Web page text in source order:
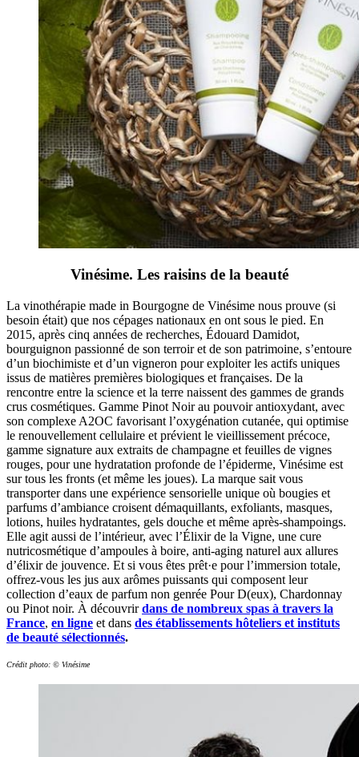
Vinésime. Les raisins de la beauté
La vinothérapie made in Bourgogne de Vinésime nous prouve (si
besoin était) que nos cépages nationaux en ont sous le pied. En
2015, après cinq années de recherches, Édouard Damidot,
bourguignon passionné de son terroir et de son patrimoine, s’entoure
d’un biochimiste et d’un vigneron pour exploiter les actifs uniques
issus de matières premières biologiques et françaises. De la
rencontre entre la science et la terre naissent des gammes de grands
crus cosmétiques. Gamme Pinot Noir au pouvoir antioxydant, avec
son complexe A2OC favorisant l’oxygénation cutanée, qui optimise
le renouvellement cellulaire et prévient le vieillissement précoce,
gamme signature aux extraits de champagne et feuilles de vignes
rouges, pour une hydratation profonde de l’épiderme, Vinésime est
sur tous les fronts (et même les joues). La marque sait vous
transporter dans une expérience sensorielle unique où bougies et
parfums d’ambiance croisent démaquillants, exfoliants, masques,
lotions, huiles hydratantes, gels douche et même après-shampoings.
Elle agit aussi de l’intérieur, avec l’Élixir de la Vigne, une cure
nutricosmétique d’ampoules à boire, anti-aging naturel aux allures
d’élixir de jouvence. Et si vous êtes prêt·e pour l’immersion totale,
offrez-vous les jus aux arômes puissants qui composent leur
collection d’eaux de parfum non genrée Pour D(eux), Chardonnay
ou Pinot noir. À découvrirdans de nombreux spas à travers la
France, en ligne et dans des établissements hôteliers et instituts
de beauté sélectionnés.
Crédit photo: © Vinésime